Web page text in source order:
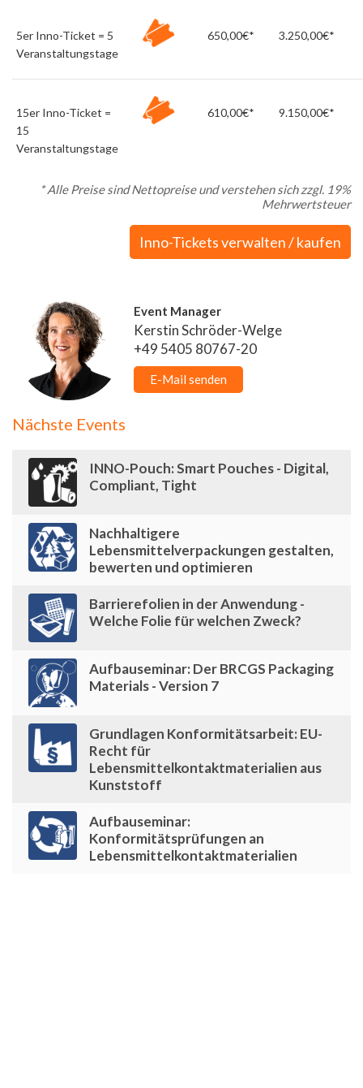
5er Inno-Ticket = 5
Veranstaltungstage
650,00€* 3.250,00€*
15er Inno-Ticket =
15
Veranstaltungstage
610,00€* 9.150,00€*
* Alle Preise sind Nettopreise und verstehen sich zzgl. 19%
Mehrwertsteuer
Inno-Tickets verwalten / kaufen
Event Manager
Kerstin Schröder-Welge
+49 5405 80767-20
E-Mail senden
Nächste Events
INNO-Pouch: Smart Pouches - Digital,
Compliant, Tight
Nachhaltigere
Lebensmittelverpackungen gestalten,
bewerten und optimieren
Barrierefolien in der Anwendung -
Welche Folie für welchen Zweck?
Aufbauseminar: Der BRCGS Packaging
Materials - Version 7
Grundlagen Konformitätsarbeit: EU-
Recht für
Lebensmittelkontaktmaterialien aus
Kunststoff
Aufbauseminar:
Konformitätsprüfungen an
Lebensmittelkontaktmaterialien